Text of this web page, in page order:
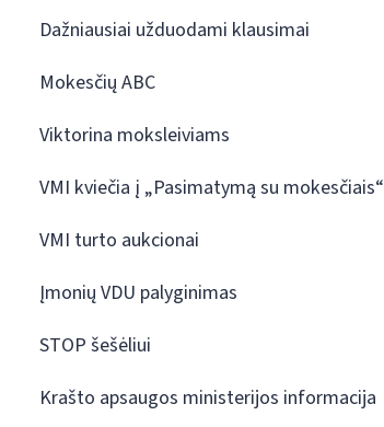
Dažniausiai užduodami klausimai
Mokesčių ABC
Viktorina moksleiviams
VMI kviečia į „Pasimatymą su mokesčiais“
VMI turto aukcionai
Įmonių VDU palyginimas
STOP šešėliui
Krašto apsaugos ministerijos informacija